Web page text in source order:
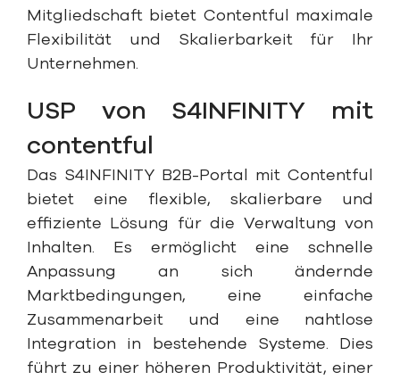
Mitgliedschaft bietet Contentful maximale
Flexibilität und Skalierbarkeit für Ihr
Unternehmen.
USP von S4INFINITY mit
contentful
Das S4INFINITY B2B-Portal mit Contentful
bietet eine flexible, skalierbare und
effiziente Lösung für die Verwaltung von
Inhalten. Es ermöglicht eine schnelle
Anpassung an sich ändernde
Marktbedingungen, eine einfache
Zusammenarbeit und eine nahtlose
Integration in bestehende Systeme. Dies
führt zu einer höheren Produktivität, einer